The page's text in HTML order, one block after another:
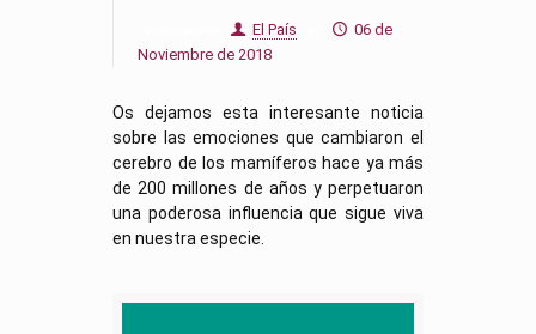
El País
06 de
Noviembre de 2018
Os dejamos esta interesante noticia
sobre las emociones que cambiaron el
cerebro de los mamíferos hace ya más
de 200 millones de años y perpetuaron
una poderosa influencia que sigue viva
en nuestra especie.